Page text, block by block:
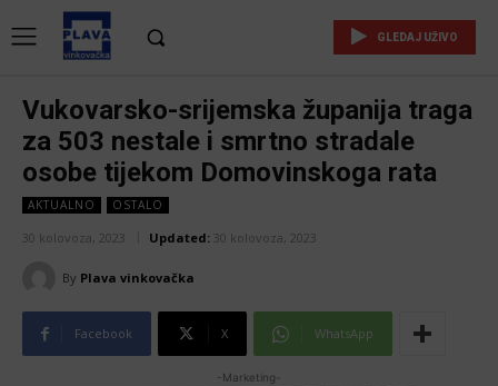
GLEDAJ UŽIVO
Vukovarsko-srijemska županija traga
za 503 nestale i smrtno stradale
osobe tijekom Domovinskoga rata
AKTUALNO OSTALO
30 kolovoza, 2023 Updated: 30 kolovoza, 2023
By Plava vinkovačka
Facebook X WhatsApp
-Marketing-